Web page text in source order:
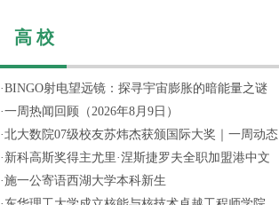
高 校
·BINGO射电望远镜：探寻宇宙膨胀的暗能量之谜
·一周热闻回顾（2026年8月9日）
·北大数院07级校友苏炜杰获颁国际大奖｜一周动态
· 新科高斯奖得主尤里·涅斯捷罗夫全职加盟港中文
·施一公寄语西湖大学本科新生